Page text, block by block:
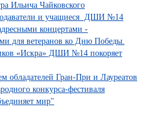
Ильича Чайковского
и учащиеся ДШИ №14
концертами -
для ветеранов ко Дню Победы.
«Искра» ДШИ №14 покоряет
обладателей Гран-При и Лауреатов
конкурса-фестиваля
мир"